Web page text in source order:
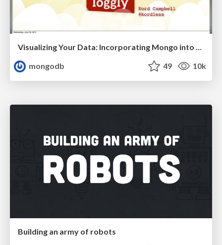
Visualizing Your Data: Incorporating Mongo into Loggly Infrastructure
mongodb
49 10k
Building an army of robots